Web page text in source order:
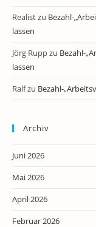
Realistzu Bezahl-
lassen
Jörg Ruppzu Bezahl-
lassen
Ralfzu Bezahl-
Archiv
Juni 2026
Mai 2026
April 2026
Februar 2026